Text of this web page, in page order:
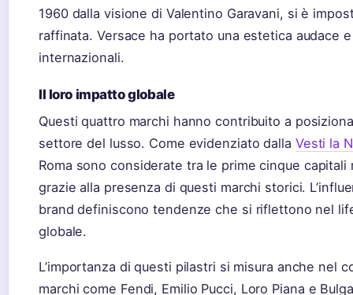
1960 dalla visione di Valentino Garavani, si è
raffinata. Versace ha portato una estetica audace
internazionali.
Il loro impatto globale
Questi quattro marchi hanno contribuito a
settore del lusso. Come evidenziato dalla Vesti la
Roma sono considerate tra le prime cinque
grazie alla presenza di questi marchi storici.
brand definiscono tendenze che si riflettono nel
globale.
L’importanza di questi pilastri si misura anche nel
marchi come Fendi, Emilio Pucci, Loro Piana e